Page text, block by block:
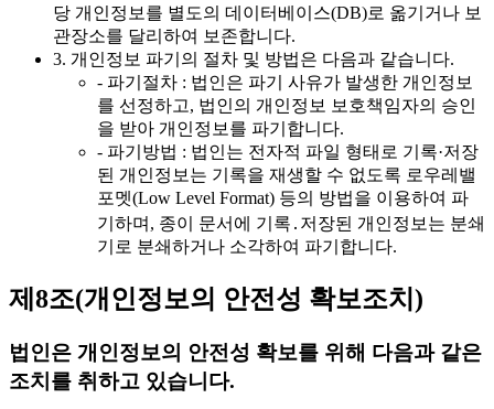
당 개인정보를 별도의 데이터베이스(DB)로 옮기거나 보
관장소를 달리하여 보존합니다.
3. 개인정보 파기의 절차 및 방법은 다음과 같습니다.
- 파기절차 : 법인은 파기 사유가 발생한 개인정보
를 선정하고, 법인의 개인정보 보호책임자의 승인
을 받아 개인정보를 파기합니다.
- 파기방법 : 법인는 전자적 파일 형태로 기록·저장
된 개인정보는 기록을 재생할 수 없도록 로우레밸
포멧(Low Level Format) 등의 방법을 이용하여 파
기하며, 종이 문서에 기록․저장된 개인정보는 분쇄
기로 분쇄하거나 소각하여 파기합니다.
제8조(개인정보의 안전성 확보조치)
법인은 개인정보의 안전성 확보를 위해 다음과 같은
조치를 취하고 있습니다.